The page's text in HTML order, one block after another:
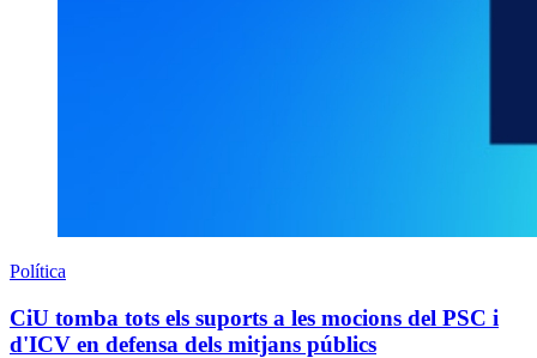
Política
CiU tomba tots els suports a les mocions del PSC i
d'ICV en defensa dels mitjans públics